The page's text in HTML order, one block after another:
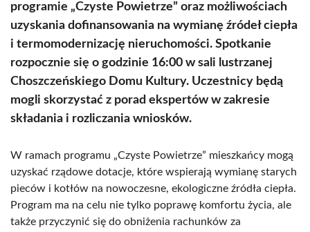
programie „Czyste Powietrze” oraz możliwościach
uzyskania dofinansowania na wymianę źródeł ciepła
i termomodernizację nieruchomości. Spotkanie
rozpocznie się o godzinie 16:00 w sali lustrzanej
Choszczeńskiego Domu Kultury. Uczestnicy będą
mogli skorzystać z porad ekspertów w zakresie
składania i rozliczania wniosków.
W ramach programu „Czyste Powietrze” mieszkańcy mogą
uzyskać rządowe dotacje, które wspierają wymianę starych
pieców i kotłów na nowoczesne, ekologiczne źródła ciepła.
Program ma na celu nie tylko poprawę komfortu życia, ale
także przyczynić się do obniżenia rachunków za